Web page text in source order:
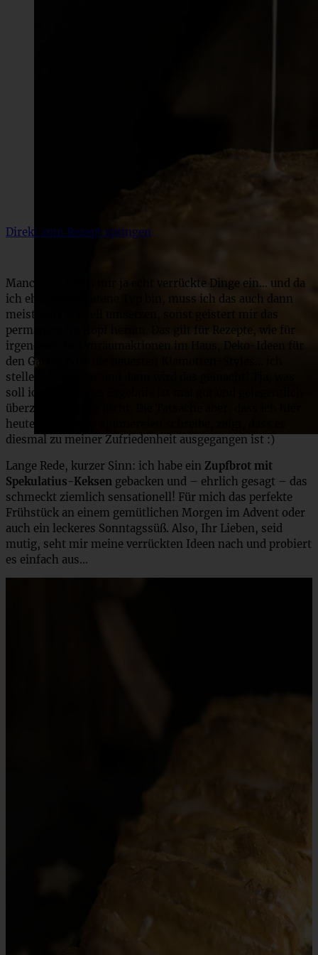
Direkt zum Rezept springen
Manchmal fallen mir ja echt verrückte Dinge ein… und da
ich eher der spontane Typ bin, muss ich das auch dann
meist sehr schnell umsetzen, sonst geistert mir das
permanent im Kopf herum. Das gilt für Rezepte, wie für
irgendwelche Umräumaktionen im Haus, Deko-Ideen für
den Garten oder die neuesten Klamotten-Styles… ich
stelle mir was vor und dann wird das gemacht! Tja, was
soll ich sagen? Das Ergebnis ist mal gut und gelegentlich
überzeugt es auch nicht. Die Tatsache aber, dass ich hier
heute über meine Spinnereien schreibe, zeigt, dass es
diesmal zu meiner Zufriedenheit ausgegangen ist :)
Lange Rede, kurzer Sinn: ich habe ein Zupfbrot mit
Spekulatius-Keksen gebacken und – ehrlich gesagt – das
schmeckt ziemlich sensationell! Für mich das perfekte
Frühstück an einem gemütlichen Morgen im Advent oder
auch ein leckeres Sonntagssüß. Also, Ihr Lieben, seid
mutig, seht mir meine verrückten Ideen nach und probiert
es einfach aus…